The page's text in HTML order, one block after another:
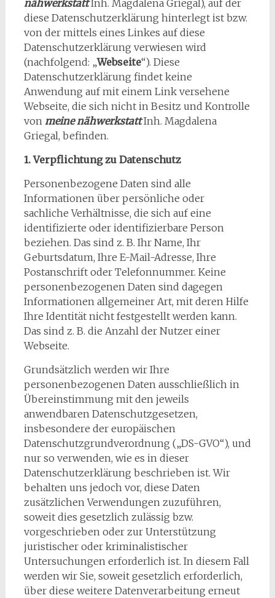
nähwerkstattInh. Magdalena Griegal), auf der
diese Datenschutzerklärung hinterlegt ist bzw.
von der mittels eines Linkes auf diese
Datenschutzerklärung verwiesen wird
(nachfolgend: „Webseite“). Diese
Datenschutzerklärung findet keine
Anwendung auf mit einem Link versehene
Webseite, die sich nicht in Besitz und Kontrolle
von meine nähwerkstattInh. Magdalena
Griegal, befinden.
1. Verpflichtung zu Datenschutz
Personenbezogene Daten sind alle
Informationen über persönliche oder
sachliche Verhältnisse, die sich auf eine
identifizierte oder identifizierbare Person
beziehen. Das sind z. B. Ihr Name, Ihr
Geburtsdatum, Ihre E-Mail-Adresse, Ihre
Postanschrift oder Telefonnummer. Keine
personenbezogenen Daten sind dagegen
Informationen allgemeiner Art, mit deren Hilfe
Ihre Identität nicht festgestellt werden kann.
Das sind z. B. die Anzahl der Nutzer einer
Webseite.
Grundsätzlich werden wir Ihre
personenbezogenen Daten ausschließlich in
Übereinstimmung mit den jeweils
anwendbaren Datenschutzgesetzen,
insbesondere der europäischen
Datenschutzgrundverordnung („DS-GVO“), und
nur so verwenden, wie es in dieser
Datenschutzerklärung beschrieben ist. Wir
behalten uns jedoch vor, diese Daten
zusätzlichen Verwendungen zuzuführen,
soweit dies gesetzlich zulässig bzw.
vorgeschrieben oder zur Unterstützung
juristischer oder kriminalistischer
Untersuchungen erforderlich ist. In diesem Fall
werden wir Sie, soweit gesetzlich erforderlich,
über diese weitere Datenverarbeitung erneut